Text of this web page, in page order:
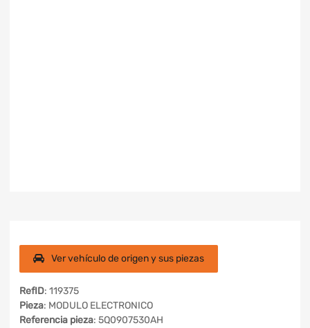
Ver vehículo de origen y sus piezas
RefID: 119375
Pieza: MODULO ELECTRONICO
Referencia pieza: 5Q0907530AH